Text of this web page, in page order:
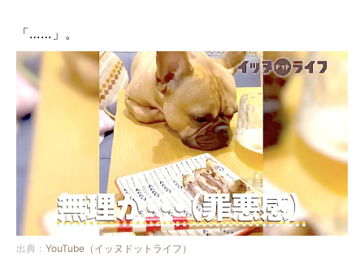
「……」。
出典： YouTube（イッヌドットライフ）